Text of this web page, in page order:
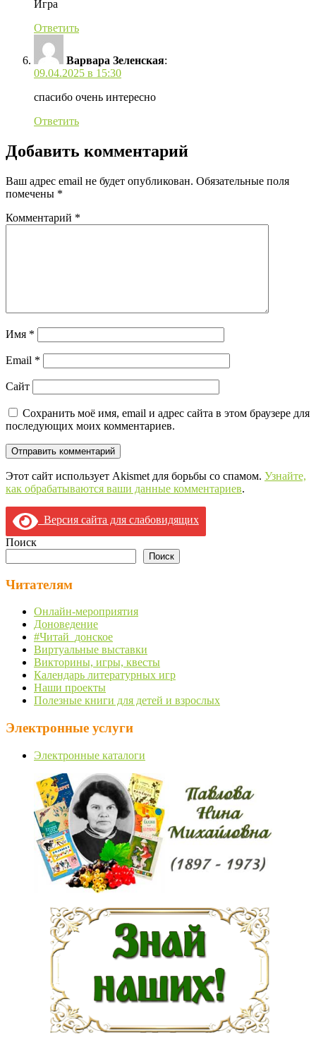
Игра
Ответить
Варвара Зеленская:
09.04.2025 в 15:30
спасибо очень интересно
Ответить
Добавить комментарий
Ваш адрес email не будет опубликован. Обязательные поля
помечены *
Комментарий *
Имя *
Email *
Сайт
Сохранить моё имя, email и адрес сайта в этом браузере для
последующих моих комментариев.
Этот сайт использует Akismet для борьбы со спамом. Узнайте,
как обрабатываются ваши данные комментариев.
Версия сайта для слабовидящих
Поиск
Поиск
Читателям
Онлайн-мероприятия
Доноведение
#Читай_донское
Виртуальные выставки
Викторины, игры, квесты
Календарь литературных игр
Наши проекты
Полезные книги для детей и взрослых
Электронные услуги
Электронные каталоги